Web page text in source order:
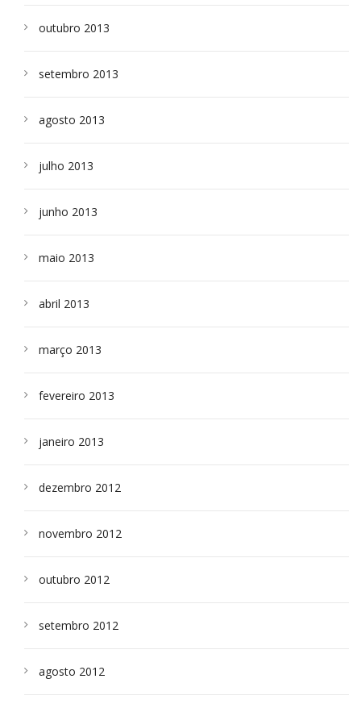
outubro 2013
setembro 2013
agosto 2013
julho 2013
junho 2013
maio 2013
abril 2013
março 2013
fevereiro 2013
janeiro 2013
dezembro 2012
novembro 2012
outubro 2012
setembro 2012
agosto 2012